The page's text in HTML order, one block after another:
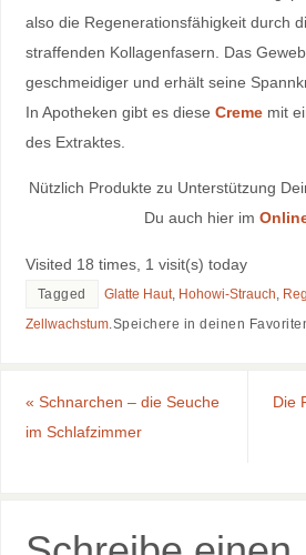
also die Regenerationsfähigkeit durch
straffenden Kollagenfasern. Das
geschmeidiger und erhält seine
In Apotheken gibt es diese Crememit
des Extraktes.
Nützlich Produkte zu Unterstützung
Du auch hier im
Visited 18 times, 1 visit(s) today
Tagged Glatte Haut, Hohowi-Strauch,
Zellwachstum.Speichere in deinen
« Schnarchen – die Seuche
im Schlafzimmer
Die